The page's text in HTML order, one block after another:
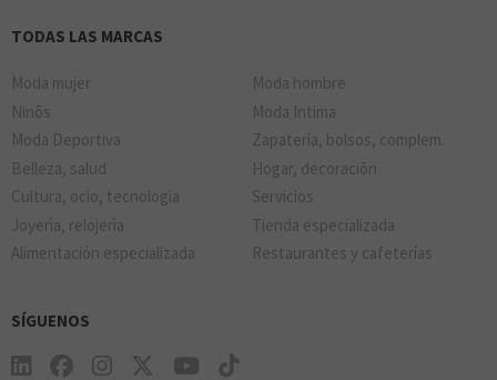
TODAS LAS MARCAS
Moda mujer
Moda hombre
Ninõs
Moda Intima
Moda Deportiva
Zapateria, bolsos, complem.
Belleza, salud
Hogar, decoraciõn
Cultura, ocio, tecnologia
Servicios
Joyerìa, relojerìa
Tienda especializada
Alimentación especializada
Restaurantes y cafeterías
SÍGUENOS